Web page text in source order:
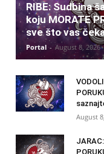
RIBE: Sudbina
koju MORATE
sve što vas
Portal - August 8, 2026
August